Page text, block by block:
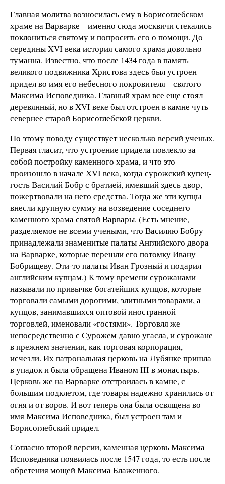
Главная молитва возносилась ему в Борисоглебском
храме на Варварке – именно сюда москвичи стекались
поклониться святому и попросить его о помощи. До
середины XVI века история самого храма довольно
туманна. Известно, что после 1434 года в память
великого подвижника Христова здесь был устроен
придел во имя его небесного покровителя – святого
Максима Исповедника. Главный храм все еще стоял
деревянный, но в XVI веке был отстроен в камне чуть
севернее старой Борисоглебской церкви.
По этому поводу существует несколько версий ученых.
Первая гласит, что устроение придела повлекло за
собой постройку каменного храма, и что это
произошло в начале XVI века, когда сурожский купец-
гость Василий Бобр с братией, имевший здесь двор,
пожертвовали на него средства. Тогда же эти купцы
внесли крупную сумму на возведение соседнего
каменного храма святой Варвары. (Есть мнение,
разделяемое не всеми учеными, что Василию Бобру
принадлежали знаменитые палаты Английского двора
на Варварке, которые перешли его потомку Ивану
Бобрищеву. Эти-то палаты Иван Грозный и подарил
английским купцам.) К тому времени сурожанами
называли по привычке богатейших купцов, которые
торговали самыми дорогими, элитными товарами, а
купцов, занимавшихся оптовой иностранной
торговлей, именовали «гостями». Торговля же
непосредственно с Сурожем давно угасла, и сурожане
в прежнем значении, как торговая корпорация,
исчезли. Их патрональная церковь на Лубянке пришла
в упадок и была обращена Иваном III в монастырь.
Церковь же на Варварке отстроилась в камне, с
большим подклетом, где товары надежно хранились от
огня и от воров. И вот теперь она была освящена во
имя Максима Исповедника, был устроен там и
Борисоглебский придел.
Согласно второй версии, каменная церковь Максима
Исповедника появилась после 1547 года, то есть после
обретения мощей Максима Блаженного.